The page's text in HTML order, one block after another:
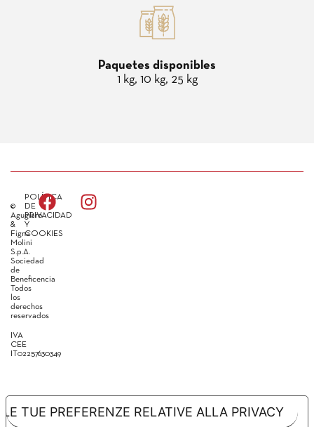
Paquetes disponibles
1 kg, 10 kg, 25 kg
©
Agugiaro
&
Figna
Molini
S.p.A.
Sociedad
de
Beneficencia
Todos
los
derechos
reservados
IVA
CEE
IT02257630349
POLÍTICA
DE
PRIVACIDAD
Y
COOKIES
LE TUE PREFERENZE RELATIVE ALLA PRIVACY